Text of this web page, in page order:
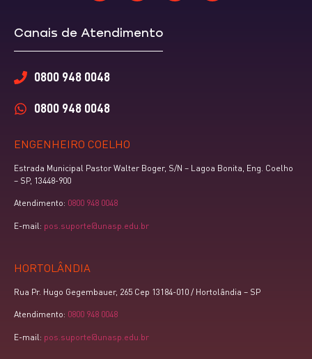
ENGENHEIRO COELHO
Estrada Municipal Pastor Walter Boger, S/N – Lagoa Bonita, Eng. Coelho
– SP, 13448-900
Atendimento: 0800 948 0048
E-mail: pos.suporte@unasp.edu.br
HORTOLÂNDIA
Rua Pr. Hugo Gegembauer, 265 Cep 13184-010 / Hortolândia – SP
Atendimento: 0800 948 0048
E-mail: pos.suporte@unasp.edu.br
Canais de Atendimento
0800 948 0048
0800 948 0048